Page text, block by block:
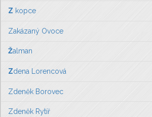
Z kopce
Zakázaný Ovoce
Žalman
Zdena Lorencová
Zdeněk Borovec
Zdeněk Rytíř